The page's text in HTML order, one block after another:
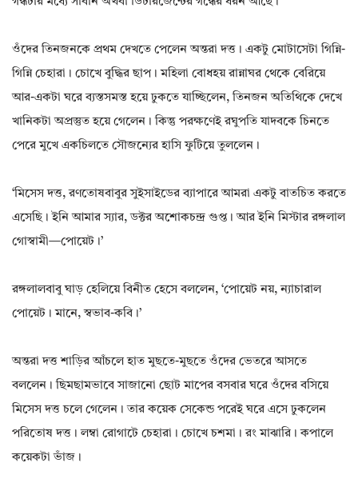
ওঁদের তিনজনকে প্রথম দেখতে পেলেন অন্তরা দত্ত। একটু মোটাসেটা গিন্নি-
গিন্নি চেহারা। চোখে বুদ্ধির ছাপ। মহিলা বোধহয় রান্নাঘর থেকে বেরিয়ে
আর-একটা ঘরে ব্যস্তসমস্ত হয়ে ঢুকতে যাচ্ছিলেন, তিনজন অতিথিকে দেখে
খানিকটা অপ্রস্তুত হয়ে গেলেন। কিন্তু পরক্ষণেই রঘুপতি যাদবকে চিনতে
পেরে মুখে একচিলতে সৌজন্যের হাসি ফুটিয়ে তুললেন।
‘মিসেস দত্ত, রণতোষবাবুর সুইসাইডের ব্যাপারে আমরা একটু বাতচিত করতে
এসেছি। ইনি আমার স্যার, ডক্টর অশোকচন্দ্র গুপ্ত। আর ইনি মিস্টার রঙ্গলাল
গোস্বামী—পোয়েট।’
রঙ্গলালবাবু ঘাড় হেলিয়ে বিনীত হেসে বললেন, ‘পোয়েট নয়, ন্যাচারাল
পোয়েট। মানে, স্বভাব-কবি।’
অন্তরা দত্ত শাড়ির আঁচলে হাত মুছতে-মুছতে ওঁদের ভেতরে আসতে
বললেন। ছিমছামভাবে সাজানো ছোট মাপের বসবার ঘরে ওঁদের বসিয়ে
মিসেস দত্ত চলে গেলেন। তার কয়েক সেকেন্ড পরেই ঘরে এসে ঢুকলেন
পরিতোষ দত্ত। লম্বা রোগাটে চেহারা। চোখে চশমা। রং মাঝারি। কপালে
কয়েকটা ভাঁজ।